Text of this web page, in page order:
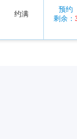
约满
预约
剩余：